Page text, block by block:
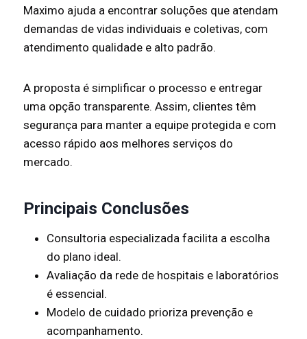
Maximo ajuda a encontrar soluções que atendam
demandas de vidas individuais e coletivas, com
atendimento qualidade e alto padrão.
A proposta é simplificar o processo e entregar
uma opção transparente. Assim, clientes têm
segurança para manter a equipe protegida e com
acesso rápido aos melhores serviços do
mercado.
Principais Conclusões
Consultoria especializada facilita a escolha
do plano ideal.
Avaliação da rede de hospitais e laboratórios
é essencial.
Modelo de cuidado prioriza prevenção e
acompanhamento.